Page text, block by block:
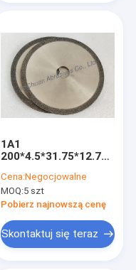
1A1
200*4.5*31.75*12.7
Elektroliterowane
koło cięcia CBN
Cena:Negocjowalne
MOQ:5 szt
Pobierz najnowszą cenę
Skontaktuj się teraz